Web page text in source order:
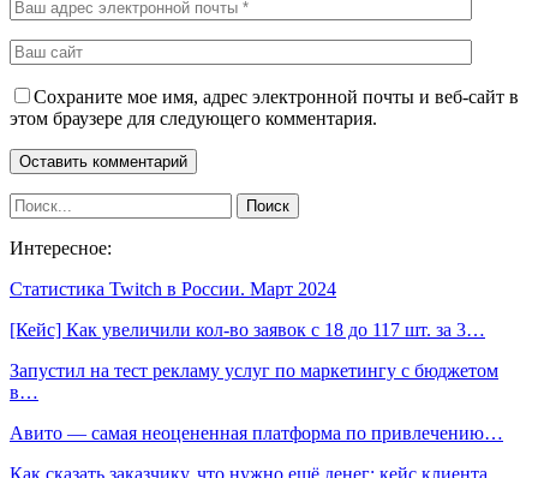
Сохраните мое имя, адрес электронной почты и веб-сайт в
этом браузере для следующего комментария.
Интересное:
Статистика Twitch в России. Март 2024
[Кейс] Как увеличили кол-во заявок с 18 до 117 шт. за 3…
Запустил на тест рекламу услуг по маркетингу с бюджетом
в…
Авито — самая неоцененная платформа по привлечению…
Как сказать заказчику, что нужно ещё денег: кейс клиента…